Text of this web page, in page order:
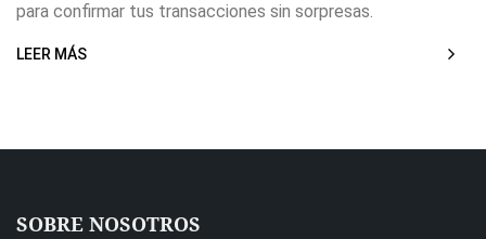
para confirmar tus transacciones sin sorpresas.
LEER MÁS
SOBRE NOSOTROS